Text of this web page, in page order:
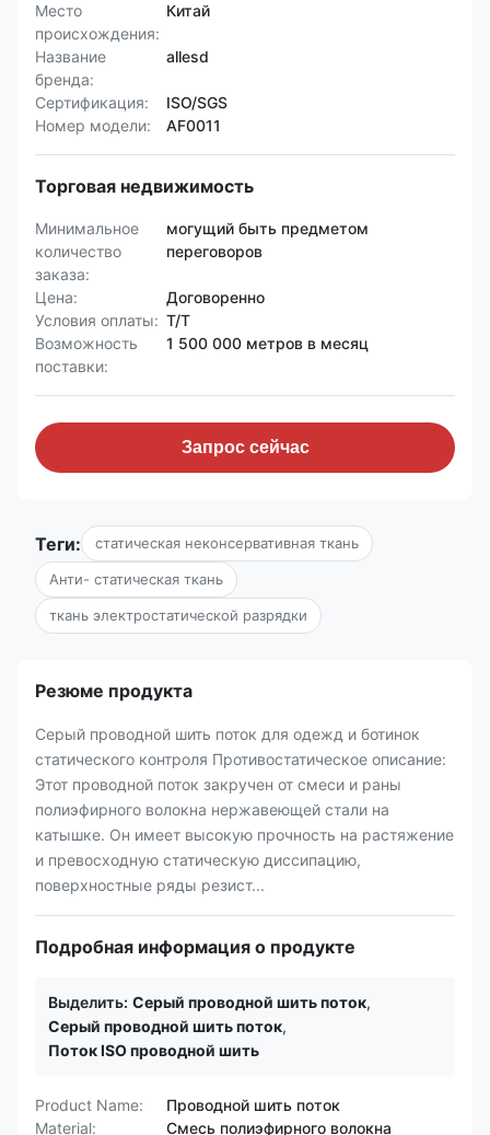
Место
происхождения:
Китай
Название
бренда:
allesd
Сертификация:
ISO/SGS
Номер модели:
AF0011
Торговая недвижимость
Минимальное
количество
заказа:
могущий быть предметом
переговоров
Цена:
Договоренно
Условия оплаты: T/T
Возможность
поставки:
1 500 000 метров в месяц
Запрос сейчас
Теги: статическая неконсервативная ткань
Анти- статическая ткань
ткань электростатической разрядки
Резюме продукта
Серый проводной шить поток для одежд и ботинок
статического контроля Противостатическое описание:
Этот проводной поток закручен от смеси и раны
полиэфирного волокна нержавеющей стали на
катышке. Он имеет высокую прочность на растяжение
и превосходную статическую диссипацию,
поверхностные ряды резист...
Подробная информация о продукте
Выделить: Серый проводной шить поток,
Серый проводной шить поток,
Поток ISO проводной шить
Product Name:
Проводной шить поток
Material:
Смесь полиэфирного волокна